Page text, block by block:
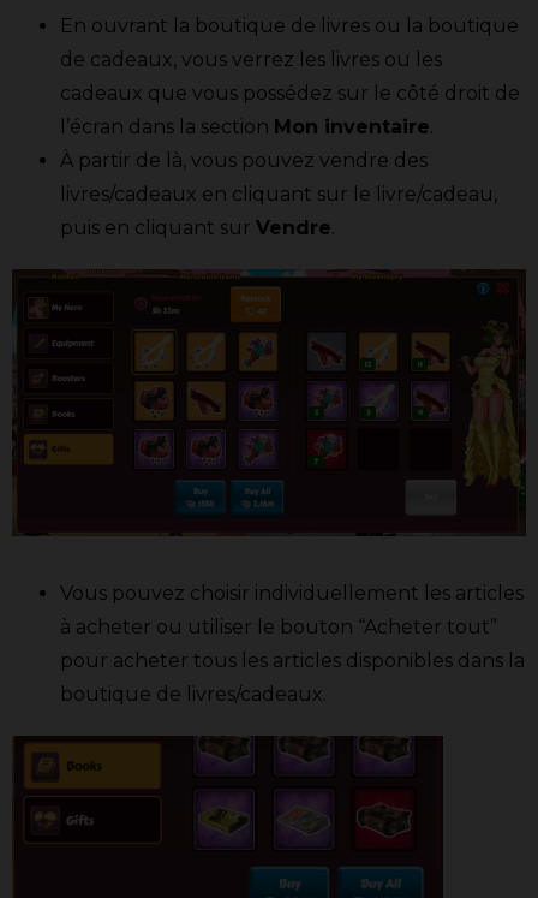
En ouvrant la boutique de livres ou la boutique
de cadeaux, vous verrez les livres ou les
cadeaux que vous possédez sur le côté droit de
l’écran dans la section Mon inventaire.
À partir de là, vous pouvez vendre des
livres/cadeaux en cliquant sur le livre/cadeau,
puis en cliquant sur Vendre.
Vous pouvez choisir individuellement les articles
à acheter ou utiliser le bouton “Acheter tout”
pour acheter tous les articles disponibles dans la
boutique de livres/cadeaux.